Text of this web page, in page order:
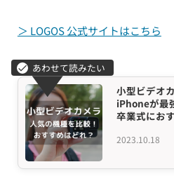
＞ LOGOS 公式サイトはこちら
2023.10.18
小型ビデオ
iPhoneが最
卒業式にお